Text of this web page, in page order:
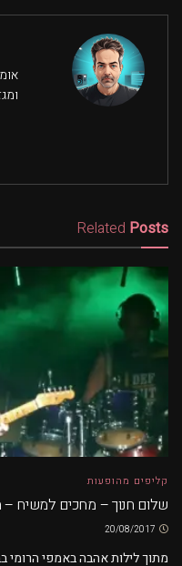
Related Posts
קליפים מהופעות
שלום חנוך – מחכים למשיח –
מתוך לילות אהבה באמפי הרומי בבית